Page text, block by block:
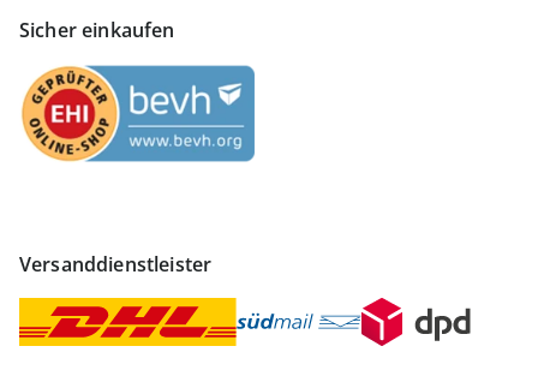
Sicher einkaufen
Versanddienstleister